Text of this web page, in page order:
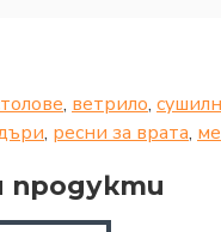
, ветрило,
, ресни за врата,
продукти